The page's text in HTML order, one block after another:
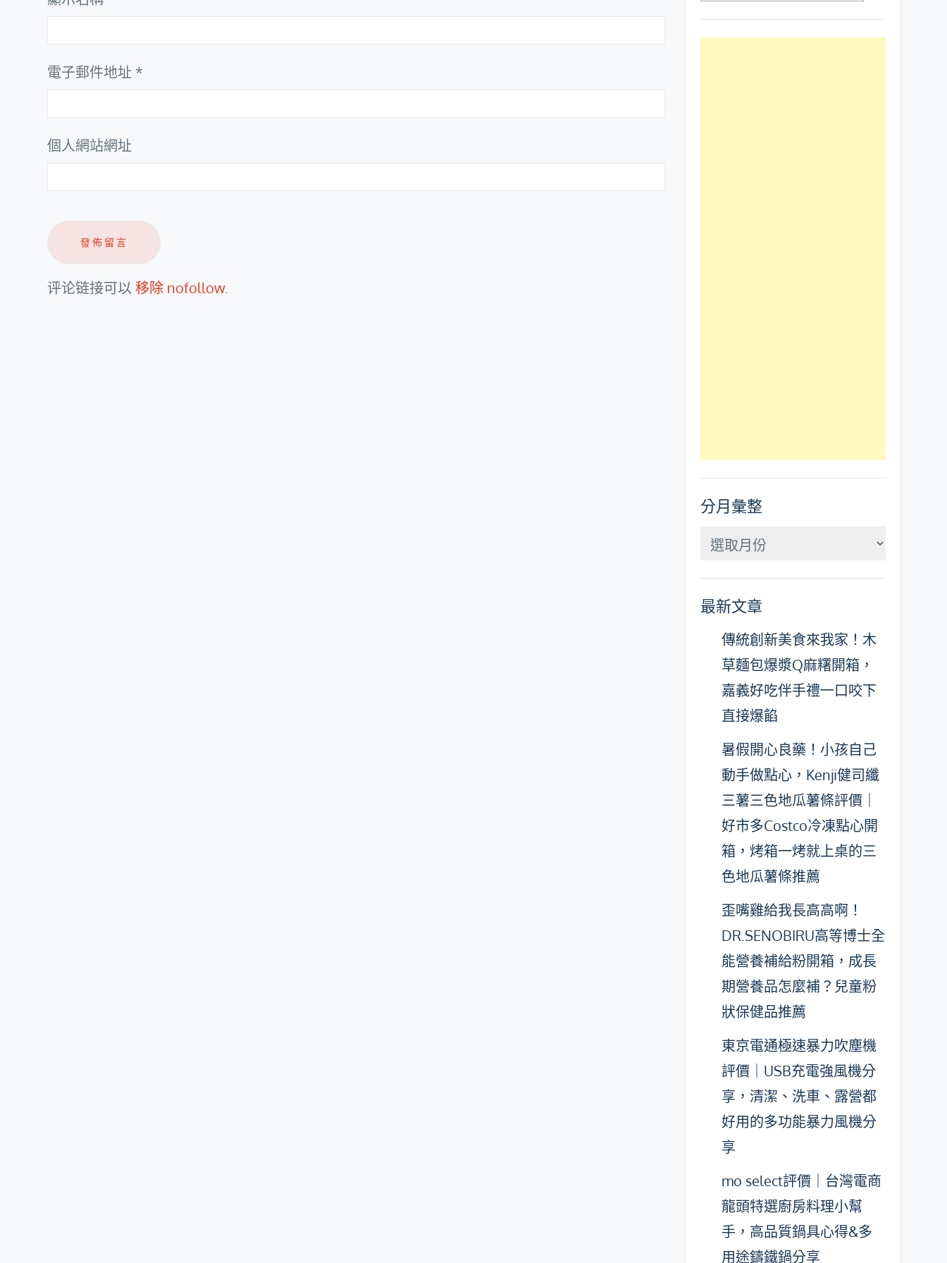
電子郵件地址 *
個人網站網址
评论链接可以移除 nofollow.
分月彙整
分
整
最新文章
傳統創新美食來我家！木
草麵包爆漿Q麻糬開箱，
嘉義好吃伴手禮一口咬下
直接爆餡
暑假開心良藥！小孩自己
動手做點心，Kenji健司纖
三薯三色地瓜薯條評價｜
好市多Costco冷凍點心開
箱，烤箱一烤就上桌的三
色地瓜薯條推薦
歪嘴雞給我長高高啊！
DR.SENOBIRU高等博士全
能營養補給粉開箱，成長
期營養品怎麼補？兒童粉
狀保健品推薦
東京電通極速暴力吹塵機
評價｜USB充電強風機分
享，清潔、洗車、露營都
好用的多功能暴力風機分
享
mo select評價｜台灣電商
龍頭特選廚房料理小幫
手，高品質鍋具心得&多
用途鑄鐵鍋分享